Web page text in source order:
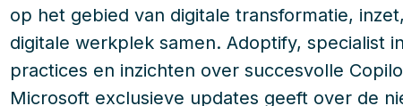
op het gebied van digitale transformatie,
digitale werkplek samen. Adoptify, specialist
practices en inzichten over succesvolle
Microsoft exclusieve updates geeft over de